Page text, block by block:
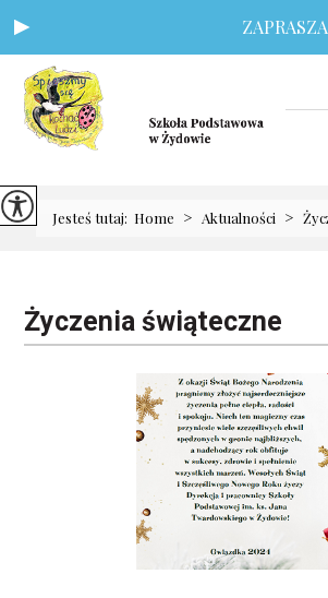
Jesteś tutaj: Home > Aktualności >
Życzenia świąteczne